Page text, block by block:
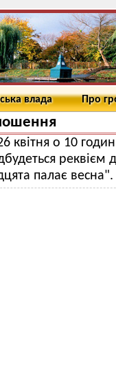
влада Про
квітня о 10
реквієм
палає весна".